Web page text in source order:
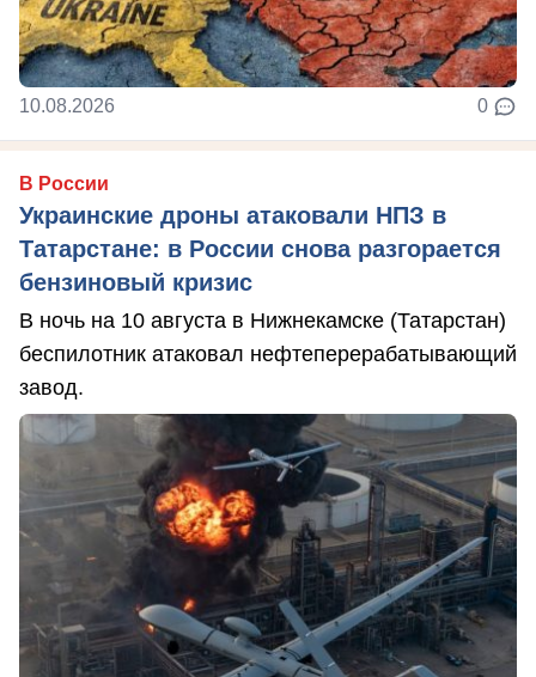
10.08.2026 0
В России
Украинские дроны атаковали НПЗ в
Татарстане: в России снова разгорается
бензиновый кризис
В ночь на 10 августа в Нижнекамске (Татарстан)
беспилотник атаковал нефтеперерабатывающий
завод.